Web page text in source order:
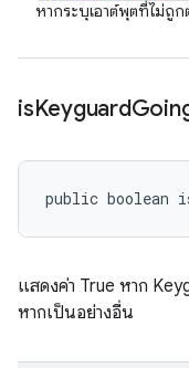
หากระบุเอาต์พุตที่ไม่ถูก
isKeyguard
public boolean
แสดงค่า True หาก
หากเป็นอย่างอื่น